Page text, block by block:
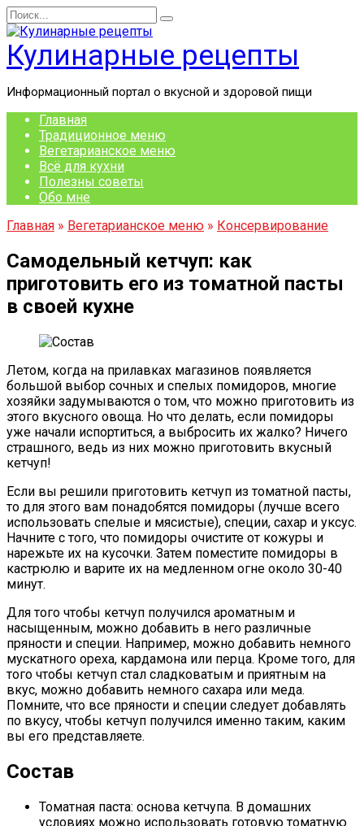
Перейти
к
содержанию
Search
for:
Кулинарные рецепты
Информационный портал о вкусной и здоровой пищи
Главная
Традиционное меню
Вегетарианское меню
Всё для кухни
Полезны советы
Обо мне
Главная » Вегетарианское меню » Консервирование
Самодельный кетчуп: как
приготовить его из томатной пасты
в своей кухне
Летом, когда на прилавках магазинов появляется
большой выбор сочных и спелых помидоров, многие
хозяйки задумываются о том, что можно приготовить из
этого вкусного овоща. Но что делать, если помидоры
уже начали испортиться, а выбросить их жалко? Ничего
страшного, ведь из них можно приготовить вкусный
кетчуп!
Если вы решили приготовить кетчуп из томатной пасты,
то для этого вам понадобятся помидоры (лучше всего
использовать спелые и мясистые), специи, сахар и уксус.
Начните с того, что помидоры очистите от кожуры и
нарежьте их на кусочки. Затем поместите помидоры в
кастрюлю и варите их на медленном огне около 30-40
минут.
Для того чтобы кетчуп получился ароматным и
насыщенным, можно добавить в него различные
пряности и специи. Например, можно добавить немного
мускатного ореха, кардамона или перца. Кроме того, для
того чтобы кетчуп стал сладковатым и приятным на
вкус, можно добавить немного сахара или меда.
Помните, что все пряности и специи следует добавлять
по вкусу, чтобы кетчуп получился именно таким, каким
вы его представляете.
Состав
Томатная паста: основа кетчупа. В домашних
условиях можно использовать готовую томатную